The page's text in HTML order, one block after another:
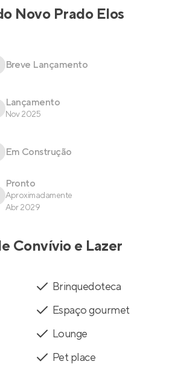
Novo Prado Elos
Breve Lançamento
Lançamento
Nov 2025
Em Construção
Pronto
Aproximadamente
Abr 2029
Convívio e Lazer
Brinquedoteca
Espaço gourmet
Lounge
Pet place